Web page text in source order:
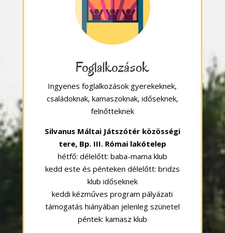
Foglalkozások
Ingyenes foglalkozások gyerekeknek,
családoknak, kamaszoknak, időseknek,
felnőtteknek
Silvanus Máltai Játszótér közösségi
tere, Bp. III. Római lakótelep
hétfő: délelőtt: baba-mama klub
kedd este és pénteken délelőtt: bridzs
klub időseknek
keddi kézműves program pályázati
támogatás hiányában jelenleg szünetel
péntek: kamasz klub